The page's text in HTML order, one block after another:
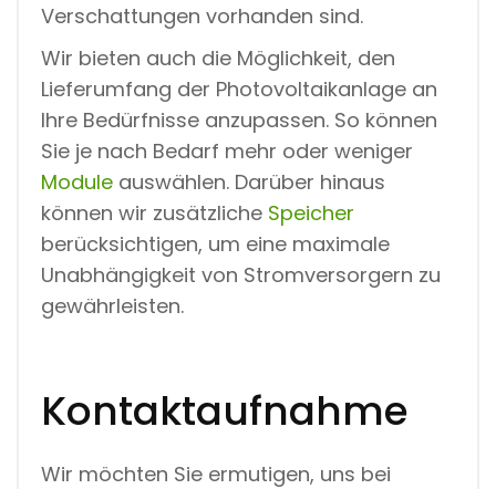
Verschattungen vorhanden sind.
Wir bieten auch die Möglichkeit, den
Lieferumfang der Photovoltaikanlage an
Ihre Bedürfnisse anzupassen. So können
Sie je nach Bedarf mehr oder weniger
Module auswählen. Darüber hinaus
können wir zusätzliche Speicher
berücksichtigen, um eine maximale
Unabhängigkeit von Stromversorgern zu
gewährleisten.
Kontaktaufnahme
Wir möchten Sie ermutigen, uns bei